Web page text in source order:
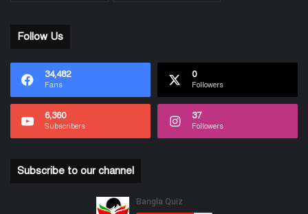
Follow Us
34,482
Fans
0
Followers
6,360
Subscribers
37
Followers
Subscribe to our channel